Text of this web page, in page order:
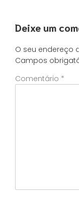
Deixe um
O seu endereço
Campos
Comentário *